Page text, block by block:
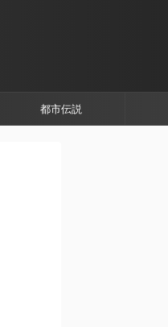
都市伝説